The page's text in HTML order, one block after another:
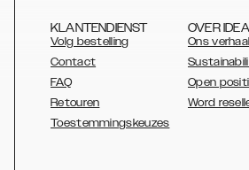
KLANTENDIENST
Volg bestelling
Contact
FAQ
Retouren
Toestemmingskeuzes
OVER
Ons verhaal
Open
Word
AUSTRALIA